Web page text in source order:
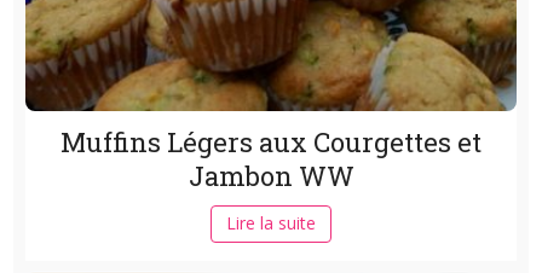
Muffins Légers aux Courgettes et
Jambon WW
Lire la suite